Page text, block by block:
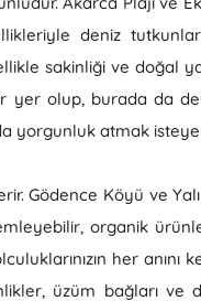
deniz
sakinliği ve doğal
olup, burada da
yorgunluk atmak
Gödence Köyü ve
organik
her anını
üzüm bağları ve